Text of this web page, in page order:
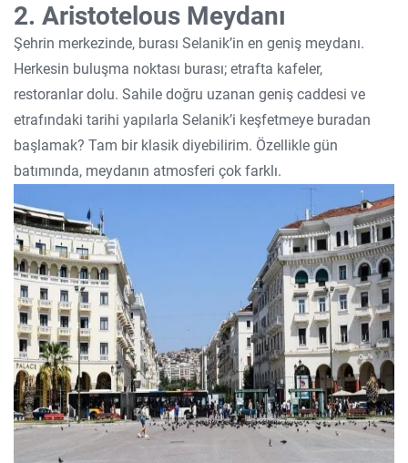
2. Aristotelous Meydanı
Şehrin merkezinde, burası Selanik’in en geniş meydanı.
Herkesin buluşma noktası burası; etrafta kafeler,
restoranlar dolu. Sahile doğru uzanan geniş caddesi ve
etrafındaki tarihi yapılarla Selanik’i keşfetmeye buradan
başlamak? Tam bir klasik diyebilirim. Özellikle gün
batımında, meydanın atmosferi çok farklı.